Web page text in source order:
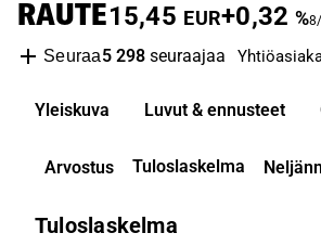
RAUTE15,45 EUR+0,32 %
Seuraa5 298seuraajaa
Yleiskuva Luvut & ennusteet
Arvostus Tuloslaskelma
Tuloslaskelma